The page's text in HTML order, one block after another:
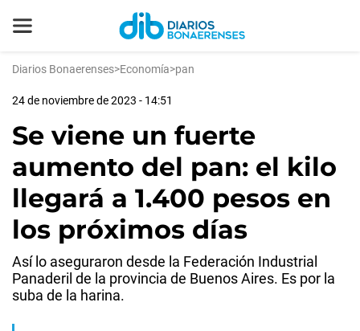
Diarios Bonaerenses>Economía>pan
24 de noviembre de 2023 - 14:51
Se viene un fuerte
aumento del pan: el kilo
llegará a 1.400 pesos en
los próximos días
Así lo aseguraron desde la Federación Industrial
Panaderil de la provincia de Buenos Aires. Es por la
suba de la harina.